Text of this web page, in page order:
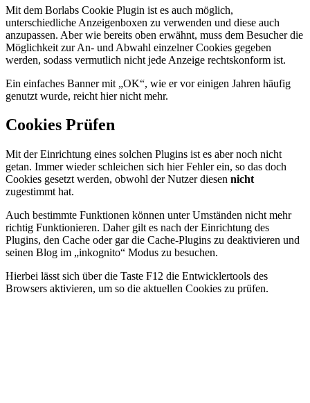
Mit dem Borlabs Cookie Plugin ist es auch möglich,
unterschiedliche Anzeigenboxen zu verwenden und diese auch
anzupassen. Aber wie bereits oben erwähnt, muss dem Besucher die
Möglichkeit zur An- und Abwahl einzelner Cookies gegeben
werden, sodass vermutlich nicht jede Anzeige rechtskonform ist.
Ein einfaches Banner mit „OK“, wie er vor einigen Jahren häufig
genutzt wurde, reicht hier nicht mehr.
Cookies Prüfen
Mit der Einrichtung eines solchen Plugins ist es aber noch nicht
getan. Immer wieder schleichen sich hier Fehler ein, so das doch
Cookies gesetzt werden, obwohl der Nutzer diesen nicht
zugestimmt hat.
Auch bestimmte Funktionen können unter Umständen nicht mehr
richtig Funktionieren. Daher gilt es nach der Einrichtung des
Plugins, den Cache oder gar die Cache-Plugins zu deaktivieren und
seinen Blog im „inkognito“ Modus zu besuchen.
Hierbei lässt sich über die Taste F12 die Entwicklertools des
Browsers aktivieren, um so die aktuellen Cookies zu prüfen.